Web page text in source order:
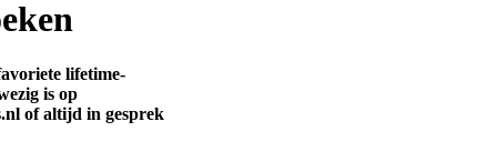
lifetime-
is op
of altijd in gesprek